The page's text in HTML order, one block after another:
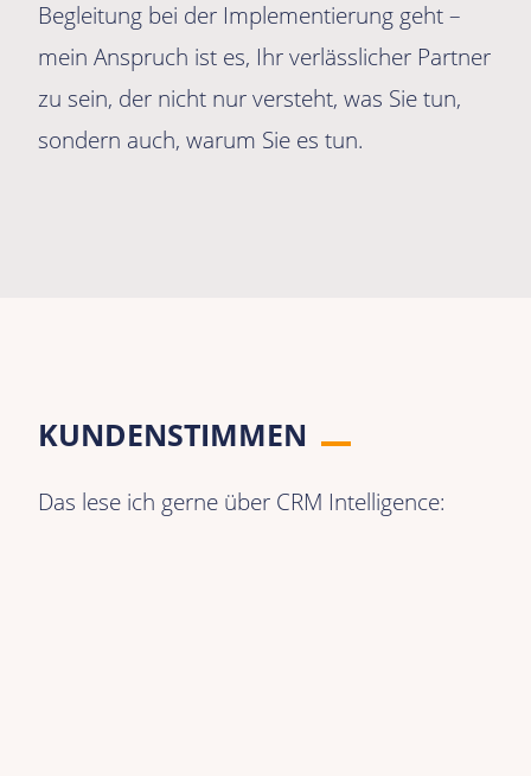
Begleitung bei der Implementierung geht –
mein Anspruch ist es, Ihr verlässlicher Partner
zu sein, der nicht nur versteht, was Sie tun,
sondern auch, warum Sie es tun.
KUNDENSTIMMEN
Das lese ich gerne über CRM Intelligence: